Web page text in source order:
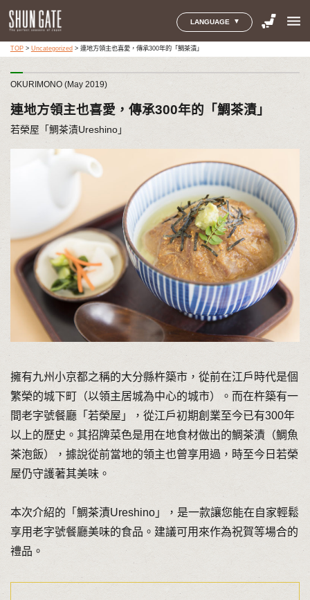
LANGUAGE menu
TOP> Uncategorized > 連地方領主也喜愛，傳承300年的「鯛茶漬」
OKURIMONO (May 2019)
連地方領主也喜愛，傳承300年的「鯛茶漬」
若榮屋「鯛茶漬Ureshino」
擁有九州小京都之稱的大分縣杵築市，從前在江戶時代是個
繁榮的城下町（以領主居城為中心的城市）。而在杵築有一
間老字號餐廳「若榮屋」，從江戶初期創業至今已有300年
以上的歷史。其招牌菜色是用在地食材做出的鯛茶漬（鯛魚
茶泡飯），據說從前當地的領主也曾享用過，時至今日若榮
屋仍守護著其美味。
本次介紹的「鯛茶漬Ureshino」，是一款讓您能在自家輕鬆
享用老字號餐廳美味的食品。建議可用來作為祝賀等場合的
禮品。